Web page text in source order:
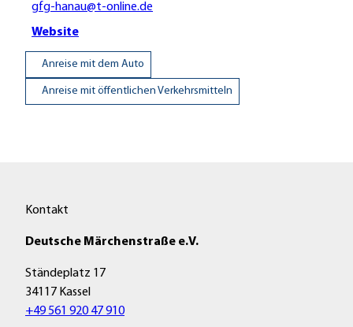
gfg-hanau@t-online.de
Website
Anreise mit dem Auto
Anreise mit öffentlichen Verkehrsmitteln
Kontakt
Deutsche Märchenstraße e.V.
Ständeplatz 17
34117 Kassel
+49 561 920 47 910